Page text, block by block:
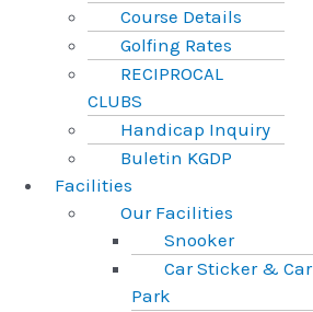
Course Details
Golfing Rates
RECIPROCAL
CLUBS
Handicap Inquiry
Buletin KGDP
Facilities
Our Facilities
Snooker
Car Sticker & Car
Park